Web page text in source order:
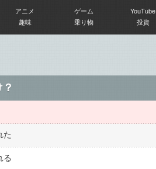
アニメ ゲーム YouTube
趣味 乗り物 投資
た
る